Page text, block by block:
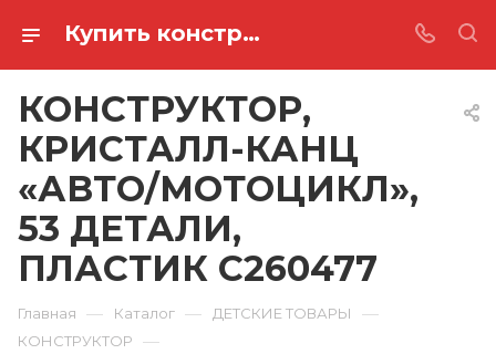
Купить конструктор, кристалл-канц «авто/мотоцикл», 53 детали, пластик C260477 в Ростове-на-Дону
КОНСТРУКТОР,
КРИСТАЛЛ-КАНЦ
«АВТО/МОТОЦИКЛ»,
53 ДЕТАЛИ,
ПЛАСТИК C260477
Главная — Каталог — ДЕТСКИЕ ТОВАРЫ —
КОНСТРУКТОР —